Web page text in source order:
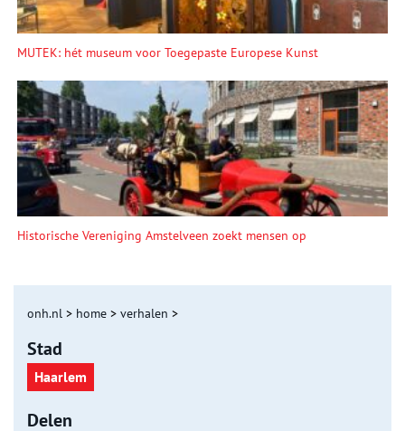
MUTEK: hét museum voor Toegepaste Europese Kunst
Historische Vereniging Amstelveen zoekt mensen op
onh.nl > home > verhalen >
Stad
Haarlem
Delen